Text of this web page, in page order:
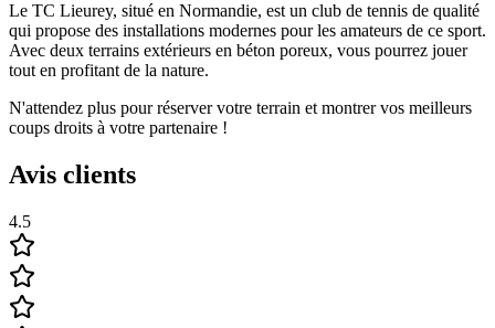
Le TC Lieurey, situé en Normandie, est un club de tennis de qualité
qui propose des installations modernes pour les amateurs de ce sport.
Avec deux terrains extérieurs en béton poreux, vous pourrez jouer
tout en profitant de la nature.
N'attendez plus pour réserver votre terrain et montrer vos meilleurs
coups droits à votre partenaire !
Avis clients
4.5